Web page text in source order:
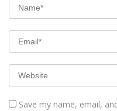
Save my name, email,